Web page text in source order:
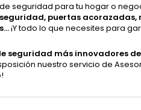
seguridad para tu hogar o
puertas acorazadas,
¡Y todo lo que necesites para
seguridad más innovadores
nuestro servicio de